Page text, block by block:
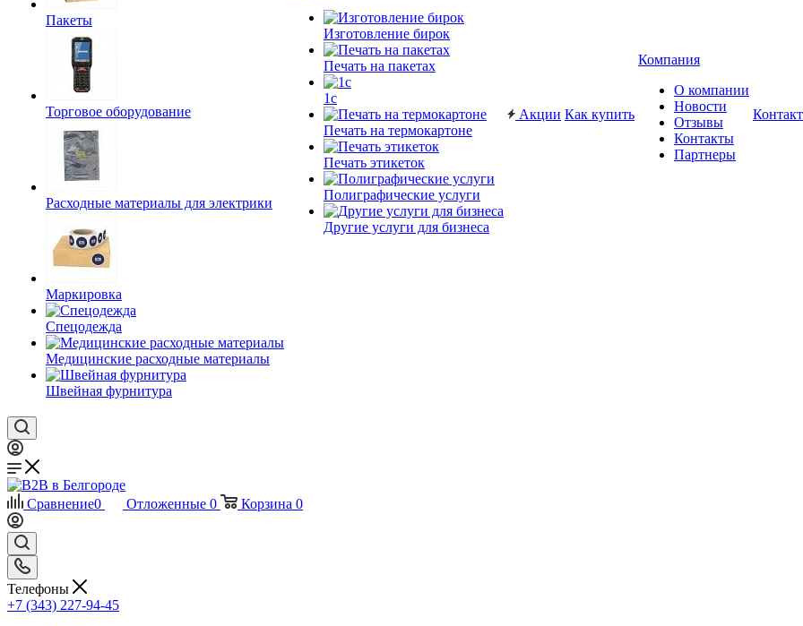
Пакеты
Торговое оборудование
Расходные материалы для электрики
Маркировка
Спецодежда
Медицинские расходные материалы
Швейная фурнитура
Изготовление бирок
Печать на пакетах
1c
Печать на термокартоне
Печать этикеток
Полиграфические услуги
Другие услуги для бизнеса
Акции Как купить
Компания
О компании
Новости
Отзывы
Контакты
Партнеры
Сравнение0 Отложенные 0 Корзина 0
Телефоны
+7 (343) 227-94-45